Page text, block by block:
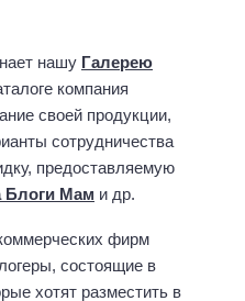
нашу Галерею
компания
своей продукции,
сотрудничества
предоставляемую
Блоги Мам и др.
фирм
состоящие в
хотят разместить в